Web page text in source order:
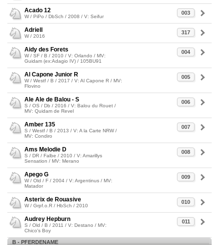
003
Acado 12
W / PiPo / DbSch / 2008 / V: Seifur
317
Adriell
W / 2016
004
Aidy des Forets
W / SF / B / 2010 / V: Orlando / MV:
Guidam (ex:Adagio IV) / 105BU91
005
Al Capone Junior R
W / Westf / B / 2017 / V: Al Capone R / MV:
Flovino
006
Ale Ale de Balou - S
S / OS / Db / 2016 / V: Balou du Rouet /
MV: Quidam de Revel
007
Amber 135
S / Westf / B / 2013 / V: A la Carte NRW /
MV: Condiro
008
Ams Melodie D
S / DR / Falbe / 2010 / V: Amarillys
Sensation / MV: Merano
009
Apego G
W / Old / F / 2004 / V: Argentinus / MV:
Matador
010
Asterix de Rouasive
W / Grpf.o.R / HbSch / 2010
011
Audrey Hepburn
S / Old / B / 2011 / V: Destano / MV:
Chico's Boy
B - PFERDENAME